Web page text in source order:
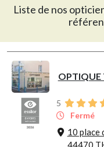
Liste de nos
OPTIQUE
5
Fermé
10 place